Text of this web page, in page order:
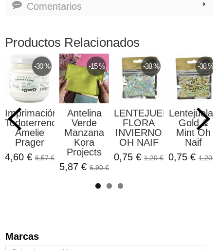
Marcas
Comentarios
Productos Relacionados
-30 %
Imprimación
Todoterreno
Amelie
Prager
4,60 € 6,57 €
-15 %
Antelina
Verde
Manzana
Kora
Projects
5,87 € 6,90 €
-38 %
LENTEJUELAS
FLORA
INVIERNO
OH NAIF
0,75 € 1,20 €
-38 %
Lentejuelas
Gold &
Mint Oh
Naif
0,75 € 1,20 €